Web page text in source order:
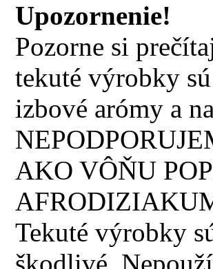
Upozornenie!
Pozorne si
tekuté výrobky
izbové arómy a
AKO VÔŇU
Tekuté výrobky